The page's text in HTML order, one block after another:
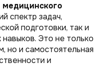
спектр задач,
подготовки, так и
Это не только
но и самостоятельная
и